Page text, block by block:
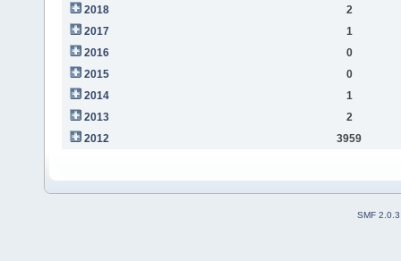
2018
2
2017
1
2016
0
2015
0
2014
1
2013
2
2012
3959
SMF 2.0.3